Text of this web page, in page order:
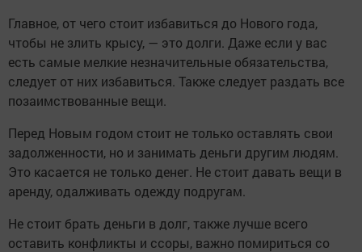
Главное, от чего стоит избавиться до Нового года,
чтобы не злить крысу, — это долги. Даже если у вас
есть самые мелкие незначительные обязательства,
следует от них избавиться. Также следует раздать все
позаимствованные вещи.
Перед Новым годом стоит не только оставлять свои
задолженности, но и занимать деньги другим людям.
Это касается не только денег. Не стоит давать вещи в
аренду, одалживать одежду подругам.
Не стоит брать деньги в долг, также лучше всего
оставить конфликты и ссоры, важно помириться со